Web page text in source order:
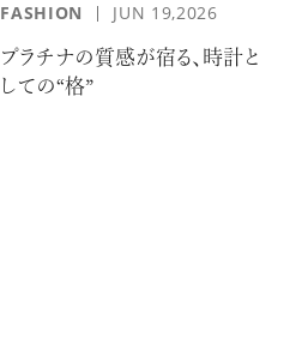
FASHION JUN 19,2026
プラチナの質感が宿る、時計と
しての“格”